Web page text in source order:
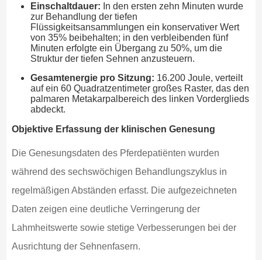
Einschaltdauer: In den ersten zehn Minuten wurde
zur Behandlung der tiefen
Flüssigkeitsansammlungen ein konservativer Wert
von 35% beibehalten; in den verbleibenden fünf
Minuten erfolgte ein Übergang zu 50%, um die
Struktur der tiefen Sehnen anzusteuern.
Gesamtenergie pro Sitzung: 16.200 Joule, verteilt
auf ein 60 Quadratzentimeter großes Raster, das den
palmaren Metakarpalbereich des linken Vorderglieds
abdeckt.
Objektive Erfassung der klinischen Genesung
Die Genesungsdaten des Pferdepatiënten wurden
während des sechswöchigen Behandlungszyklus in
regelmäßigen Abständen erfasst. Die aufgezeichneten
Daten zeigen eine deutliche Verringerung der
Lahmheitswerte sowie stetige Verbesserungen bei der
Ausrichtung der Sehnenfasern.